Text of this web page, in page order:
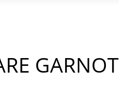
GARNOT